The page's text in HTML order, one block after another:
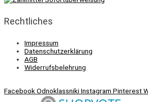
Rechtliches
Impressum
Datenschutzerklärung
AGB
Widerrufsbelehrung
FacebookOdnoklassnikiInstagram Pinterest